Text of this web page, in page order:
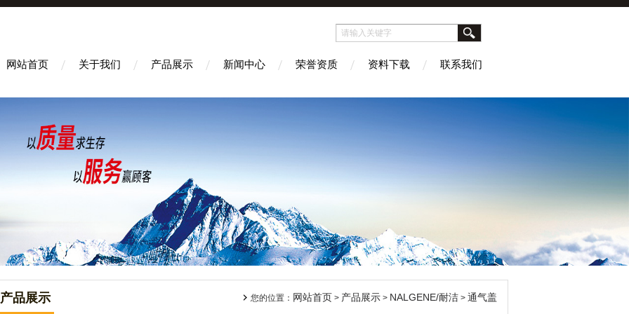
网站首页 关于我们 产品展示 新闻中心 荣誉资质 资料下载 联系我们
产品展示 您的位置： 网站首页 > 产品展示 > NALGENE/耐洁 > 通气盖